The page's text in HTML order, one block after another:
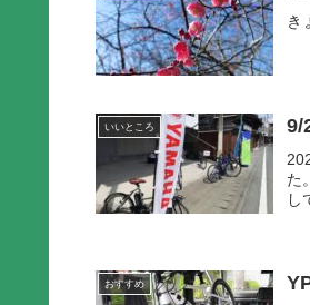
き
いいところ 9/
た
し
おすすめ